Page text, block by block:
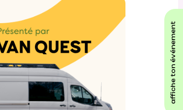
affiche ton événement